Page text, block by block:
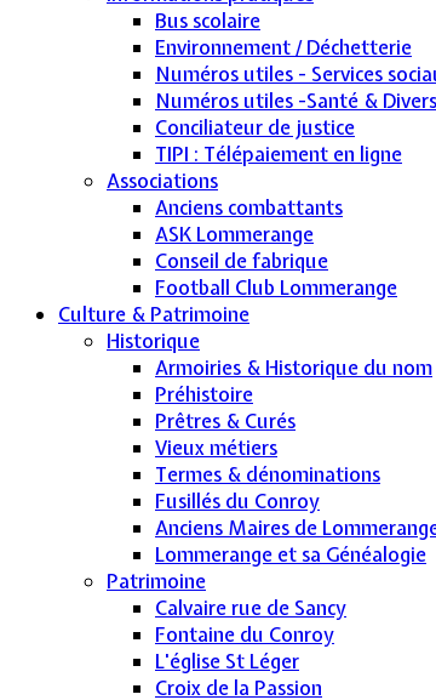
Bus scolaire
Environnement / Déchetterie
Numéros utiles - Services
Numéros utiles -Santé & Divers
Conciliateur de justice
TIPI : Télépaiement en ligne
Associations
Anciens combattants
ASK Lommerange
Conseil de fabrique
Football Club Lommerange
Culture & Patrimoine
Historique
Armoiries & Historique du nom
Préhistoire
Prêtres & Curés
Vieux métiers
Termes & dénominations
Fusillés du Conroy
Anciens Maires de
Lommerange et sa Généalogie
Patrimoine
Calvaire rue de Sancy
Fontaine du Conroy
L'église St Léger
Croix de la Passion